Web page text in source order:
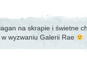
na skrapie i świetne
w wyzwaniu Galerii Rae